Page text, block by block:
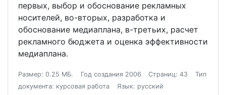
первых, выбор и обоснование рекламных
носителей, во-вторых, разработка и
обоснование медиаплана, в-третьих, расчет
рекламного бюджета и оценка эффективности
медиаплана.
Размер: 0.25 МБ. Год создания 2006 Страниц: 43
Тип
документа: курсовая работа
Язык: русский